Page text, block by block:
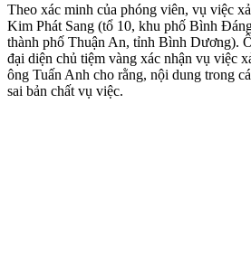
Theo xác minh của phóng viên, vụ việc
Kim Phát Sang (tổ 10, khu phố Bình
thành phố Thuận An, tỉnh Bình Dương).
đại diện chủ tiệm vàng xác nhận vụ việc
ông Tuấn Anh cho rằng, nội dung trong
sai bản chất vụ việc.